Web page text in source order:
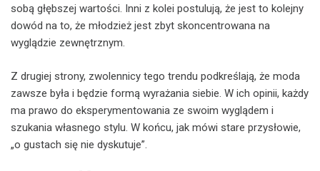
sobą głębszej wartości. Inni z kolei postulują, że jest to kolejny
dowód na to, że młodzież jest zbyt skoncentrowana na
wyglądzie zewnętrznym.
Z drugiej strony, zwolennicy tego trendu podkreślają, że moda
zawsze była i będzie formą wyrażania siebie. W ich opinii, każdy
ma prawo do eksperymentowania ze swoim wyglądem i
szukania własnego stylu. W końcu, jak mówi stare przysłowie,
„o gustach się nie dyskutuje”.